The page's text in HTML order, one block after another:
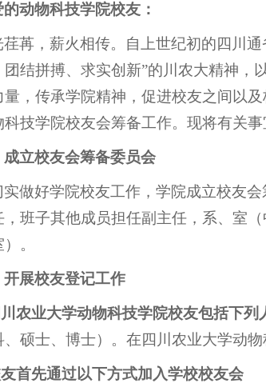
的动物科技学院校友：
荏苒，薪火相传。自上世纪初的四川
团结拼搏、求实创新”的川农大精神，
量，传承学院精神，促进校友之间以
科技学院校友会筹备工作。现将有关事
成立校友会筹备委员会
实做好学院校友工作，学院成立校友
，班子其他成员担任副主任，系、室
。
开展校友登记工作
农业大学动物科技学院校友包括下列
硕士、博士）。在四川农业大学动
首先通过以下方式加入学校校友会